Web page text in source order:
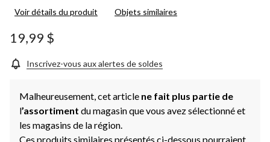
Voir détails du produit Objets similaires
19,99 $
Inscrivez-vous aux alertes de soldes
Malheureusement, cet article ne fait plus partie de
l’assortiment du magasin que vous avez sélectionné et
les magasins de la région.
Ces produits similaires présentés ci-dessous pourraient